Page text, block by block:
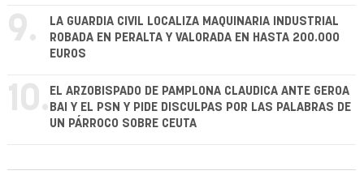
9.
LA GUARDIA CIVIL LOCALIZA MAQUINARIA INDUSTRIAL
ROBADA EN PERALTA Y VALORADA EN HASTA 200.000
EUROS
10. EL ARZOBISPADO DE PAMPLONA CLAUDICA ANTE GEROA
BAI Y EL PSN Y PIDE DISCULPAS POR LAS PALABRAS DE
UN PÁRROCO SOBRE CEUTA